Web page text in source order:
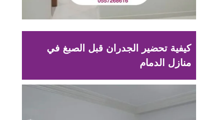
كيفية تحضير الجدران قبل الصبغ في
منازل الدمام